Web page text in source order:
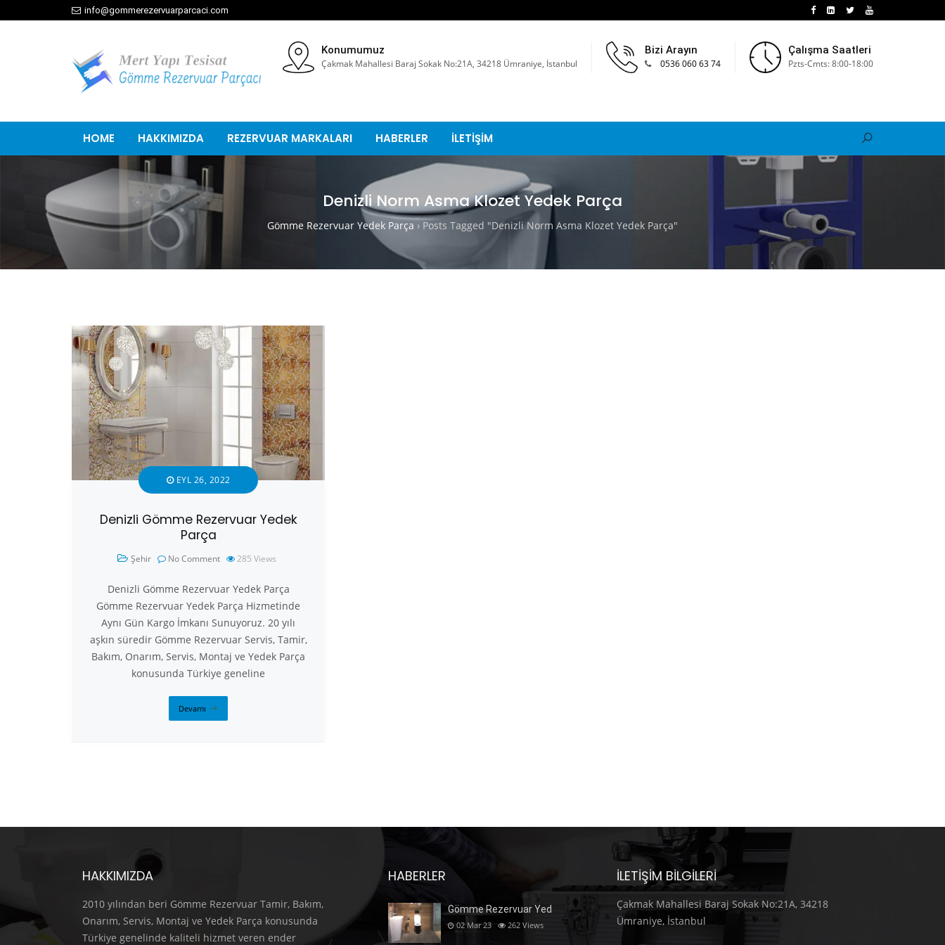
info@gommerezervuarparcaci.com
Konumumuz
Çakmak Mahallesi Baraj Sokak No:21A, 34218 Ümraniye, İstanbul
Bizi Arayın
0536 060 63 74
Çalışma Saatleri
Pzts-Cmts: 8:00-18:00
HOME HAKKIMIZDA REZERVUAR MARKALARI HABERLER İLETİŞİM
Denizli Norm Asma Klozet Yedek Parça
Gömme Rezervuar Yedek Parça › Posts Tagged "Denizli Norm Asma Klozet Yedek Parça"
EYL 26, 2022
Denizli Gömme Rezervuar Yedek
Parça
Şehir No Comment 285 Views
Denizli Gömme Rezervuar Yedek Parça
Gömme Rezervuar Yedek Parça Hizmetinde
Aynı Gün Kargo İmkanı Sunuyoruz. 20 yılı
aşkın süredir Gömme Rezervuar Servis, Tamir,
Bakım, Onarım, Servis, Montaj ve Yedek Parça
konusunda Türkiye geneline
Devamı
HAKKIMIZDA
2010 yılından beri Gömme Rezervuar Tamir, Bakım,
Onarım, Servis, Montaj ve Yedek Parça konusunda
Türkiye genelinde kaliteli hizmet veren ender
HABERLER
Gömme Rezervuar Yed
02 Mar 23 262 Views
İLETIŞIM BILGILERI
Çakmak Mahallesi Baraj Sokak No:21A, 34218
Ümraniye, İstanbul